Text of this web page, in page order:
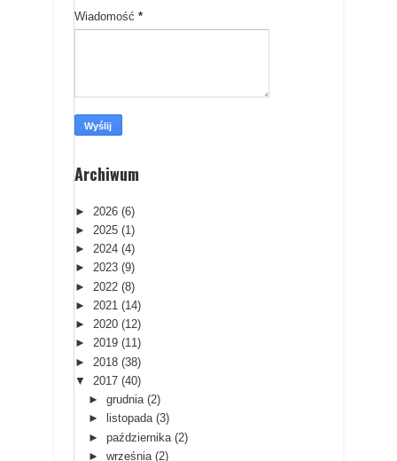
Wiadomość *
Archiwum
► 2026 (6)
► 2025 (1)
► 2024 (4)
► 2023 (9)
► 2022 (8)
► 2021 (14)
► 2020 (12)
► 2019 (11)
► 2018 (38)
▼
2017 (40)
►grudnia (2)
►
listopada (3)
►października (2)
►września (2)